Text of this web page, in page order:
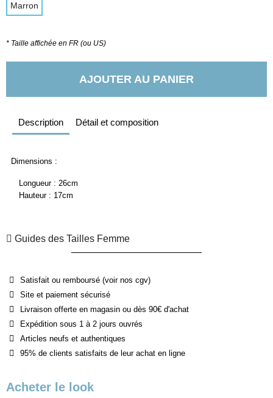
Marron
* Taille affichée en FR (ou US)
AJOUTER AU PANIER
Description Détail et composition
Dimensions :
Longueur : 26cm
Hauteur : 17cm
Guides des Tailles Femme
Satisfait ou remboursé (voir nos cgv)
Site et paiement sécurisé
Livraison offerte en magasin ou dès 90€ d'achat
Expédition sous 1 à 2 jours ouvrés
Articles neufs et authentiques
95% de clients satisfaits de leur achat en ligne
Acheter le look